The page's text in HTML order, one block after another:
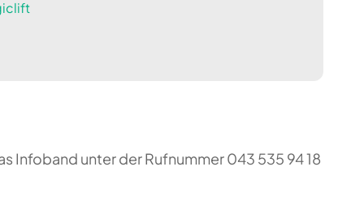
Infoband unter der Rufnummer 043 535 94 18